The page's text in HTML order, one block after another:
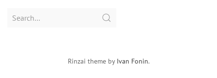
Search
Rinzai theme by Ivan Fonin.